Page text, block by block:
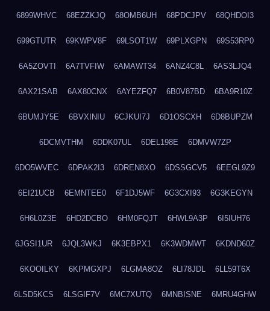
6899WHVC 68EZZKJQ 68OMB6UH 68PDCJPV 68QHDOI3
699GTUTR 69KWPV8F 69LSOT1W 69PLXGPN 69S53RP0
6A5ZOVTI 6A7TVFIW 6AMAWT34 6ANZ4C8L 6AS3LJQ4
6AX21SAB 6AX80CNX 6AYEZFQ7 6B0V87BD 6BA9R10Z
6BUMJY5E 6BVXINIU 6CJKUI7J 6D1OSCXH 6D8BUPZM
6DCMVTHM 6DDK07UL 6DEL198E 6DMVW7ZP
6DO5WVEC 6DPAK2I3 6DREN8XO 6DSSGCV5 6EEGL9Z9
6EI21UCB 6EMNTEE0 6F1DJ5WF 6G3CXI93 6G3KEGYN
6H6L0Z3E 6HD2DCBO 6HM0FQJT 6HWL9A3P 6I5IUH76
6JGSI1UR 6JQL3WKJ 6K3EBPX1 6K3WDMWT 6KDND60Z
6KOOILKY 6KPMGXPJ 6LGMA8OZ 6LI78JDL 6LL59T6X
6LSD5KCS 6LSGIF7V 6MC7XUTQ 6MNBISNE 6MRU4GHW